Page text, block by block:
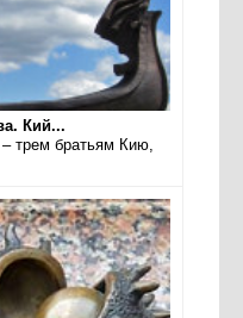
Кий...
трем братьям Кию,